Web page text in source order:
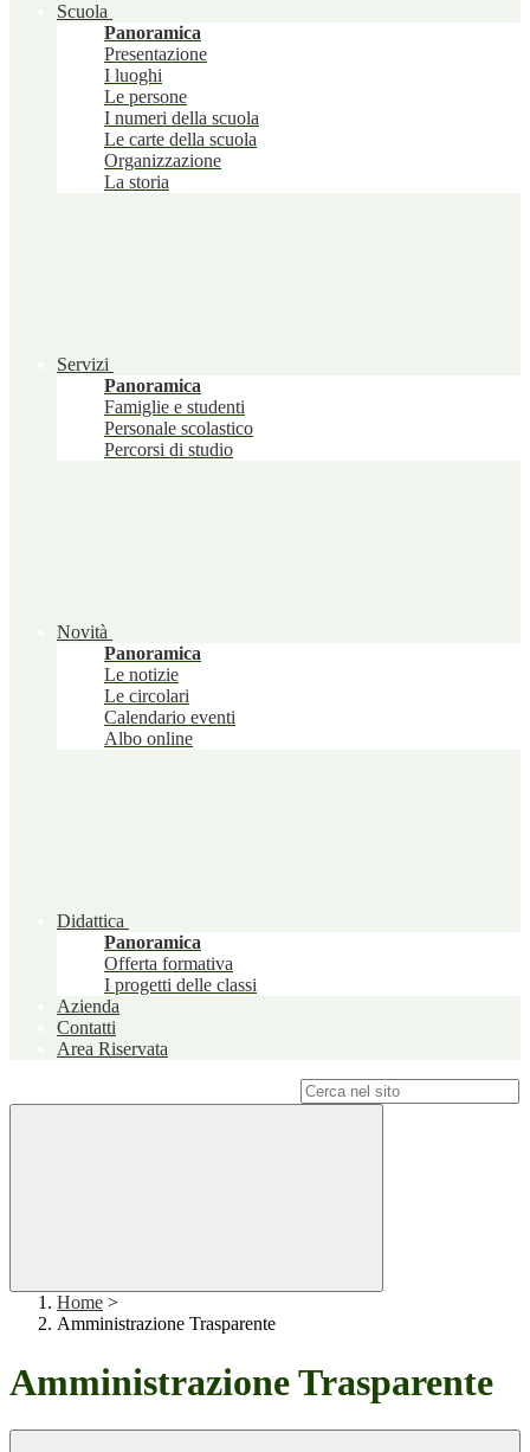
Scuola
Panoramica
Presentazione
I luoghi
Le persone
I numeri della scuola
Le carte della scuola
Organizzazione
La storia
Servizi
Panoramica
Famiglie e studenti
Personale scolastico
Percorsi di studio
Novità
Panoramica
Le notizie
Le circolari
Calendario eventi
Albo online
Didattica
Panoramica
Offerta formativa
I progetti delle classi
Azienda
Contatti
Area Riservata
Home >
Amministrazione Trasparente
Amministrazione Trasparente